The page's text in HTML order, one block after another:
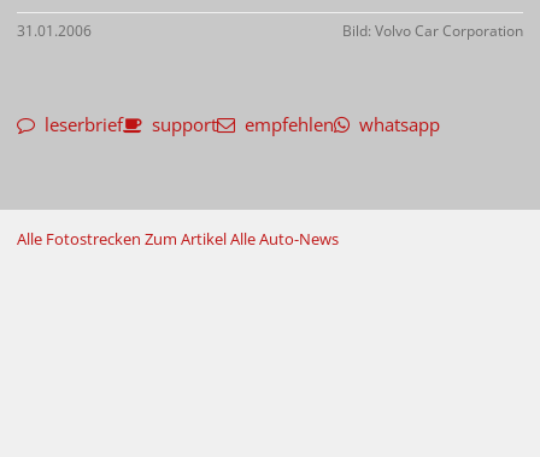
31.01.2006 Bild: Volvo Car Corporation
leserbrief support empfehlen whatsapp
Alle Fotostrecken Zum ArtikelAlle Auto-News